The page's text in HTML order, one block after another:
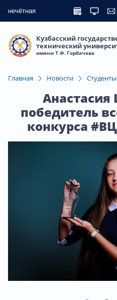
нечётная
Кузбасский
технический
имени Т.Ф. Горбачева
Главная Новости Студенты
победитель
конкурса